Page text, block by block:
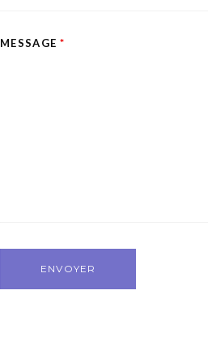
MESSAGE*